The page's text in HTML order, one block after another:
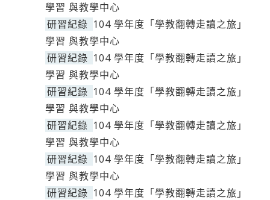
學習 與教學中心
研習紀錄 104 學年度「學教翻轉走讀之旅」
學習 與教學中心
研習紀錄 104 學年度「學教翻轉走讀之旅」
學習 與教學中心
研習紀錄 104 學年度「學教翻轉走讀之旅」
學習 與教學中心
研習紀錄 104 學年度「學教翻轉走讀之旅」
學習 與教學中心
研習紀錄 104 學年度「學教翻轉走讀之旅」
學習 與教學中心
研習紀錄 104 學年度「學教翻轉走讀之旅」